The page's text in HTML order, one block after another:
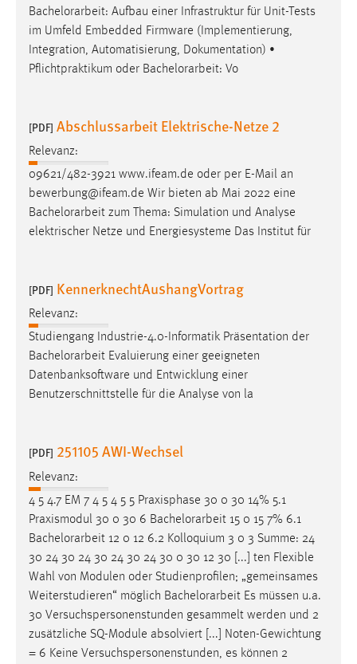
Bachelorarbeit: Aufbau einer Infrastruktur für Unit-Tests
im Umfeld Embedded Firmware (Implementierung,
Integration, Automatisierung, Dokumentation) •
Pflichtpraktikum oder Bachelorarbeit: Vo
[PDF] Abschlussarbeit Elektrische-Netze 2
Relevanz:
09621/482-3921 www.ifeam.de oder per E-Mail an
bewerbung@ifeam.de Wir bieten ab Mai 2022 eine
Bachelorarbeit zum Thema: Simulation und Analyse
elektrischer Netze und Energiesysteme Das Institut für
[PDF] KennerknechtAushangVortrag
Relevanz:
Studiengang Industrie-4.0-Informatik Präsentation der
Bachelorarbeit Evaluierung einer geeigneten
Datenbanksoftware und Entwicklung einer
Benutzerschnittstelle für die Analyse von la
[PDF] 251105 AWI-Wechsel
Relevanz:
4 5 4.7 EM 7 4 5 4 5 5 Praxisphase 30 0 30 14% 5.1
Praxismodul 30 0 30 6 Bachelorarbeit 15 0 15 7% 6.1
Bachelorarbeit 12 0 12 6.2 Kolloquium 3 0 3 Summe: 24
30 24 30 24 30 24 30 24 30 0 30 12 30 [...] ten Flexible
Wahl von Modulen oder Studienprofilen; „gemeinsames
Weiterstudieren“ möglich Bachelorarbeit Es müssen u.a.
30 Versuchspersonenstunden gesammelt werden und 2
zusätzliche SQ-Module absolviert [...] Noten-Gewichtung
= 6 Keine Versuchspersonenstunden, es können 2